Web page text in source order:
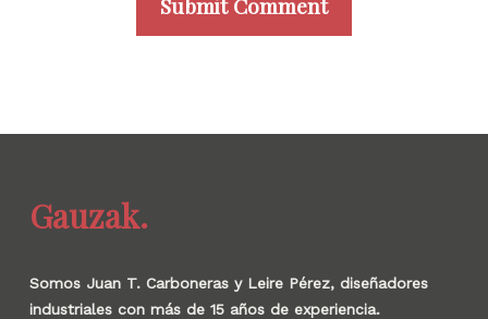
Gauzak.
Somos Juan T. Carboneras y Leire Pérez, diseñadores
industriales con más de 15 años de experiencia.